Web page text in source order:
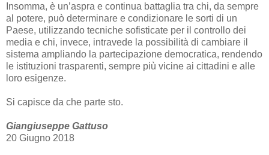
Insomma, è un’aspra e continua battaglia tra chi, da sempre
al potere, può determinare e condizionare le sorti di un
Paese, utilizzando tecniche sofisticate per il controllo dei
media e chi, invece, intravede la possibilità di cambiare il
sistema ampliando la partecipazione democratica, rendendo
le istituzioni trasparenti, sempre più vicine ai cittadini e alle
loro esigenze.
Si capisce da che parte sto.
Giangiuseppe Gattuso
20 Giugno 2018